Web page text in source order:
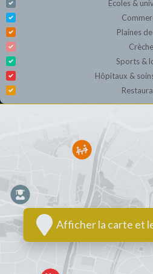
Ecoles &
Plaines
Sports &
Hôpitaux &
Afficher la carte et